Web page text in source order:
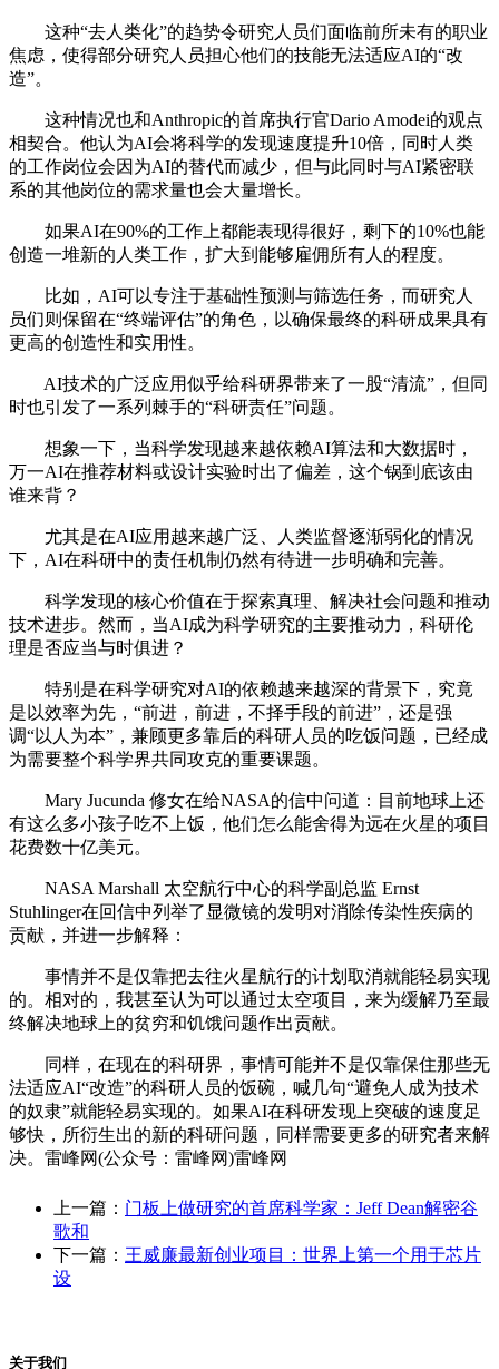
这种“去人类化”的趋势令研究人员们面临前所未有的职业
焦虑，使得部分研究人员担心他们的技能无法适应AI的“改
造”。
这种情况也和Anthropic的首席执行官Dario Amodei的观点
相契合。他认为AI会将科学的发现速度提升10倍，同时人类
的工作岗位会因为AI的替代而减少，但与此同时与AI紧密联
系的其他岗位的需求量也会大量增长。
如果AI在90%的工作上都能表现得很好，剩下的10%也能
创造一堆新的人类工作，扩大到能够雇佣所有人的程度。
比如，AI可以专注于基础性预测与筛选任务，而研究人
员们则保留在“终端评估”的角色，以确保最终的科研成果具有
更高的创造性和实用性。
AI技术的广泛应用似乎给科研界带来了一股“清流”，但同
时也引发了一系列棘手的“科研责任”问题。
想象一下，当科学发现越来越依赖AI算法和大数据时，
万一AI在推荐材料或设计实验时出了偏差，这个锅到底该由
谁来背？
尤其是在AI应用越来越广泛、人类监督逐渐弱化的情况
下，AI在科研中的责任机制仍然有待进一步明确和完善。
科学发现的核心价值在于探索真理、解决社会问题和推动
技术进步。然而，当AI成为科学研究的主要推动力，科研伦
理是否应当与时俱进？
特别是在科学研究对AI的依赖越来越深的背景下，究竟
是以效率为先，“前进，前进，不择手段的前进”，还是强
调“以人为本”，兼顾更多靠后的科研人员的吃饭问题，已经成
为需要整个科学界共同攻克的重要课题。
Mary Jucunda 修女在给NASA的信中问道：目前地球上还
有这么多小孩子吃不上饭，他们怎么能舍得为远在火星的项目
花费数十亿美元。
NASA Marshall 太空航行中心的科学副总监 Ernst
Stuhlinger在回信中列举了显微镜的发明对消除传染性疾病的
贡献，并进一步解释：
事情并不是仅靠把去往火星航行的计划取消就能轻易实现
的。相对的，我甚至认为可以通过太空项目，来为缓解乃至最
终解决地球上的贫穷和饥饿问题作出贡献。
同样，在现在的科研界，事情可能并不是仅靠保住那些无
法适应AI“改造”的科研人员的饭碗，喊几句“避免人成为技术
的奴隶”就能轻易实现的。如果AI在科研发现上突破的速度足
够快，所衍生出的新的科研问题，同样需要更多的研究者来解
决。雷峰网(公众号：雷峰网)雷峰网
上一篇： 门板上做研究的首席科学家：Jeff Dean解密谷
歌和
下一篇： 王威廉最新创业项目：世界上第一个用于芯片
设
关于我们